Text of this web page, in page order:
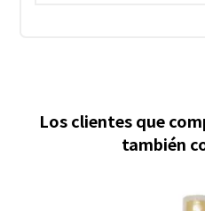
Los clientes que
también